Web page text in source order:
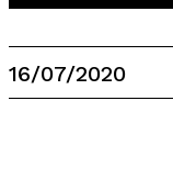
16/07/2020